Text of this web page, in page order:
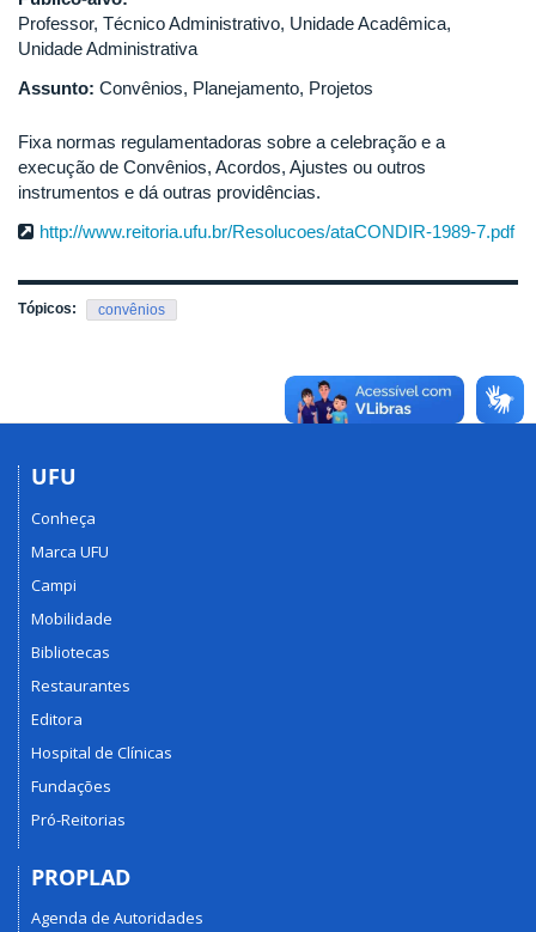
Professor, Técnico Administrativo, Unidade Acadêmica,
Unidade Administrativa
Assunto: Convênios, Planejamento, Projetos
Fixa normas regulamentadoras sobre a celebração e a
execução de Convênios, Acordos, Ajustes ou outros
instrumentos e dá outras providências.
http://www.reitoria.ufu.br/Resolucoes/ataCONDIR-1989-7.pdf
Tópicos: convênios
UFU
Conheça
Marca UFU
Campi
Mobilidade
Bibliotecas
Restaurantes
Editora
Hospital de Clínicas
Fundações
Pró-Reitorias
PROPLAD
Agenda de Autoridades